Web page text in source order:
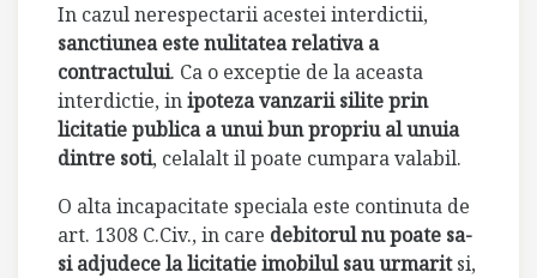
In cazul nerespectarii acestei interdictii,
sanctiunea este nulitatea relativa a
contractului. Ca o exceptie de la aceasta
interdictie, inipoteza vanzarii silite prin
licitatie publica a unui bun propriu al unuia
dintre soti, celalalt il poate cumpara valabil.
O alta incapacitate speciala este continuta de
art. 1308 C.Civ., in care debitorul nu poate sa-
si adjudece la licitatie imobilul sau urmaritsi,